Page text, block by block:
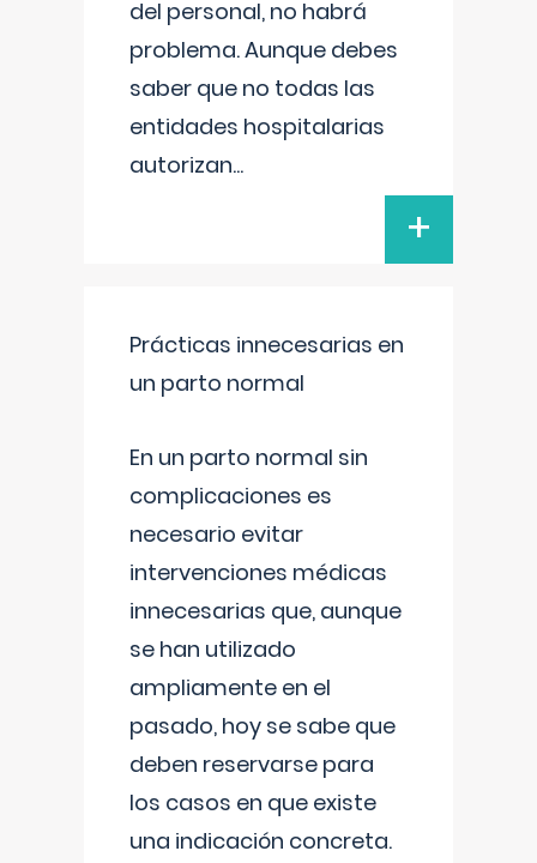
del personal, no habrá
problema. Aunque debes
saber que no todas las
entidades hospitalarias
autorizan...
+
Prácticas innecesarias en
un parto normal
En un parto normal sin
complicaciones es
necesario evitar
intervenciones médicas
innecesarias que, aunque
se han utilizado
ampliamente en el
pasado, hoy se sabe que
deben reservarse para
los casos en que existe
una indicación concreta.